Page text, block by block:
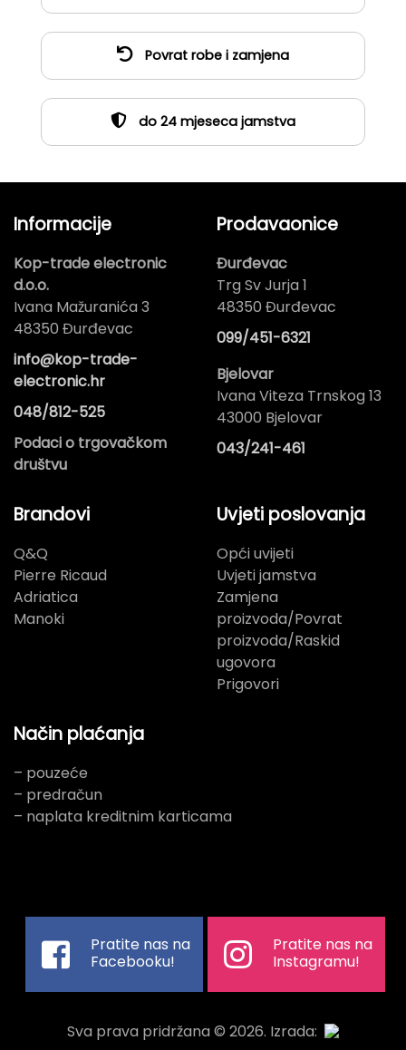
Povrat robe i zamjena
do 24 mjeseca jamstva
Informacije
Kop-trade electronic
d.o.o.
Ivana Mažuranića 3
48350 Đurđevac
info@kop-trade-
electronic.hr
048/812-525
Podaci o trgovačkom
društvu
Prodavaonice
Đurđevac
Trg Sv Jurja 1
48350 Đurđevac
099/451-6321
Bjelovar
Ivana Viteza Trnskog 13
43000 Bjelovar
043/241-461
Brandovi
Q&Q
Pierre Ricaud
Adriatica
Manoki
Uvjeti poslovanja
Opći uvijeti
Uvjeti jamstva
Zamjena
proizvoda/Povrat
proizvoda/Raskid
ugovora
Prigovori
Način plaćanja
– pouzeće
– predračun
– naplata kreditnim karticama
Pratite nas na
Facebooku!
Pratite nas na
Instagramu!
Sva prava pridržana © 2026. Izrada: